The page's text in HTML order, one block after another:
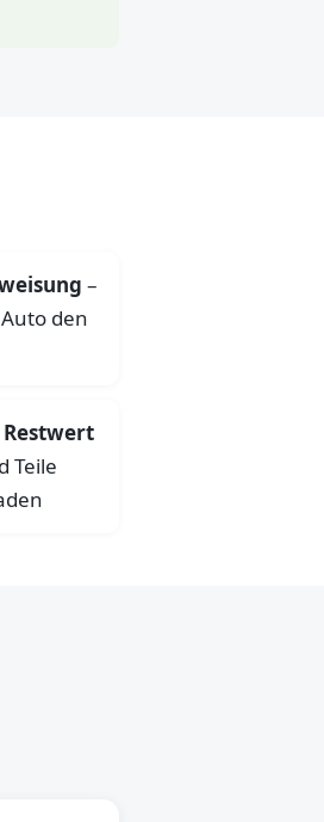
–
den
Teile